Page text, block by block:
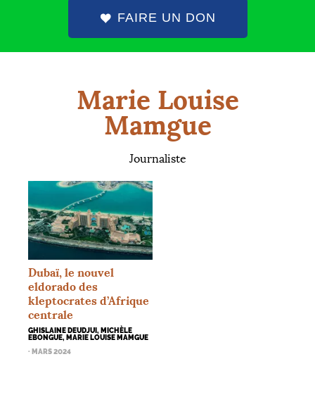
FAIRE UN DON
Marie Louise
Mamgue
Journaliste
Dubaï, le nouvel
eldorado des
kleptocrates d’Afrique
centrale
GHISLAINE DEUDJUI, MICHÈLE
EBONGUE, MARIE LOUISE MAMGUE
· MARS 2024